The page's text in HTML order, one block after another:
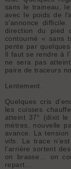
sans le traineau,
avec le poids de
s’annonce
direction du pied
contourné « sans
pente par
Il faut se rendre à
ne sera pas
paire de traceurs
Lentement.
Quelques cris
les cuisses
atteint 37° (dixit
mètres, nouvelle
avance. La
vifs. La trace
l’arrière sortent
on brasse… on
repart…